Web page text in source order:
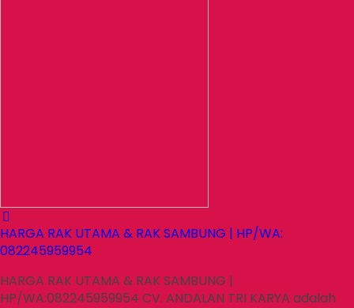
HARGA RAK UTAMA & RAK SAMBUNG | HP/WA:
082245959954
HARGA RAK UTAMA & RAK SAMBUNG |
HP/WA:082245959954 CV. ANDALAN TRI KARYA adalah